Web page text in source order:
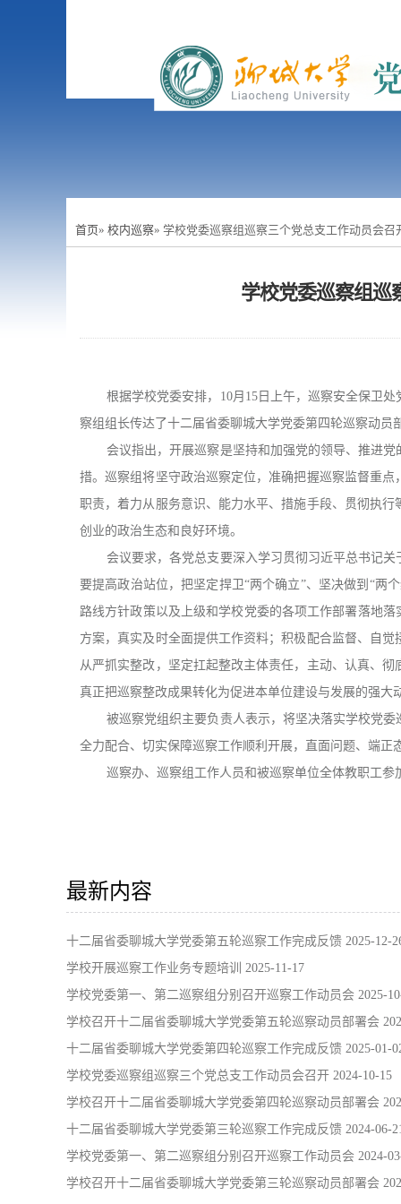
首页» 校内巡察» 学校党委巡察组巡察三个党总支工作动员会召
学校党委巡察组巡
根据学校党委安排，10月15日上午，巡察安全保卫
察组组长传达了十二届省委聊城大学党委第四轮巡察动
会议指出，开展巡察是坚持和加强党的领导、推进
措。巡察组将坚守政治巡察定位，准确把握巡察监督重
职责，着力从服务意识、能力水平、措施手段、贯彻执
创业的政治生态和良好环境。
会议要求，各党总支要深入学习贯彻习近平总书记
要提高政治站位，把坚定捍卫“两个确立”、坚决做到“两
路线方针政策以及上级和学校党委的各项工作部署落地
方案，真实及时全面提供工作资料；积极配合监督、自
从严抓实整改，坚定扛起整改主体责任，主动、认真、
真正把巡察整改成果转化为促进本单位建设与发展的强大
被巡察党组织主要负责人表示，将坚决落实学校党
全力配合、切实保障巡察工作顺利开展，直面问题、端
巡察办、巡察组工作人员和被巡察单位全体教职工参
最新内容
十二届省委聊城大学党委第五轮巡察工作完成反馈 2025-12-
学校开展巡察工作业务专题培训
2025-11-17
学校党委第一、第二巡察组分别召开巡察工作动员会 2025-
学校召开十二届省委聊城大学党委第五轮巡察动员部署会
十二届省委聊城大学党委第四轮巡察工作完成反馈 2025-01-
学校党委巡察组巡察三个党总支工作动员会召开 2024-10-15
学校召开十二届省委聊城大学党委第四轮巡察动员部署会
十二届省委聊城大学党委第三轮巡察工作完成反馈 2024-06-
学校党委第一、第二巡察组分别召开巡察工作动员会 2024-
学校召开十二届省委聊城大学党委第三轮巡察动员部署会